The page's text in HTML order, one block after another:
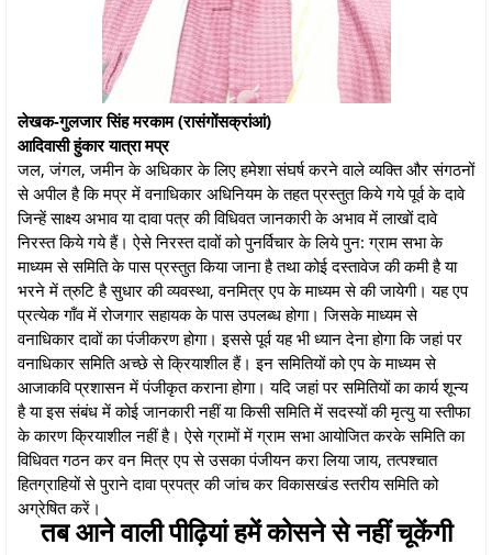
लेखक-गुलजार सिंह मरकाम (रासंगोंसक्रांआं)
आदिवासी हुंकार यात्रा मप्र
जल, जंगल, जमीन के अधिकार के लिए हमेशा संघर्ष करने वाले व्यक्ति और संगठनों
से अपील है कि मप्र में वनाधिकार अधिनियम के तहत प्रस्तुत किये गये पूर्व के दावे
जिन्हें साक्ष्य अभाव या दावा पत्र की विधिवत जानकारी के अभाव में लाखों दावे
निरस्त किये गये हैं। ऐसे निरस्त दावों को पुनर्विचार के लिये पुन: ग्राम सभा के
माध्यम से समिति के पास प्रस्तुत किया जाना है तथा कोई दस्तावेज की कमी है या
भरने में त्रुटि है सुधार की व्यवस्था, वनमित्र एप के माध्यम से की जायेगी। यह एप
प्रत्येक गाँव में रोजगार सहायक के पास उपलब्ध होगा। जिसके माध्यम से
वनाधिकार दावों का पंजीकरण होगा। इससे पूर्व यह भी ध्यान देना होगा कि जहां पर
वनाधिकार समिति अच्छे से क्रियाशील हैं। इन समितियों को एप के माध्यम से
आजाकवि प्रशासन में पंजीकृत कराना होगा। यदि जहां पर समितियों का कार्य शून्य
है या इस संबंध में कोई जानकारी नहीं या किसी समिति में सदस्यों की मृत्यु या स्तीफा
के कारण क्रियाशील नहीं है। ऐसे ग्रामों में ग्राम सभा आयोजित करके समिति का
विधिवत गठन कर वन मित्र एप से उसका पंजीयन करा लिया जाय, तत्पश्चात
हितग्राहियों से पुराने दावा प्रपत्र की जांच कर विकासखंड स्तरीय समिति को
अग्रेषित करें।
तब आने वाली पीढ़ियां हमें कोसने से नहीं चूकेंगी